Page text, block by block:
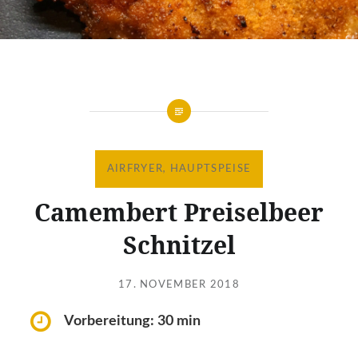
AIRFRYER, HAUPTSPEISE
Camembert Preiselbeer
Schnitzel
Verfasst
LAKTOSEFREI
am
17. NOVEMBER 2018
Vorbereitung: 30 min